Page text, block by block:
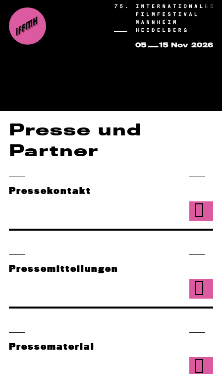
Presse und
Partner
Pressekontakt
Pressemitteilungen
Pressematerial